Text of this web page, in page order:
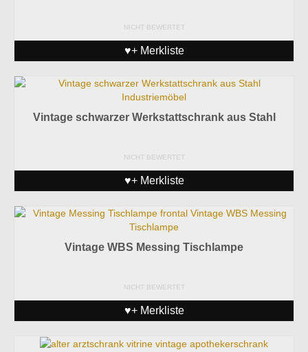
NICHT BEWERTET
♥+ Merkliste
Vintage schwarzer Werkstattschrank aus Stahl
NICHT BEWERTET
♥+ Merkliste
Vintage WBS Messing Tischlampe
NICHT BEWERTET
♥+ Merkliste